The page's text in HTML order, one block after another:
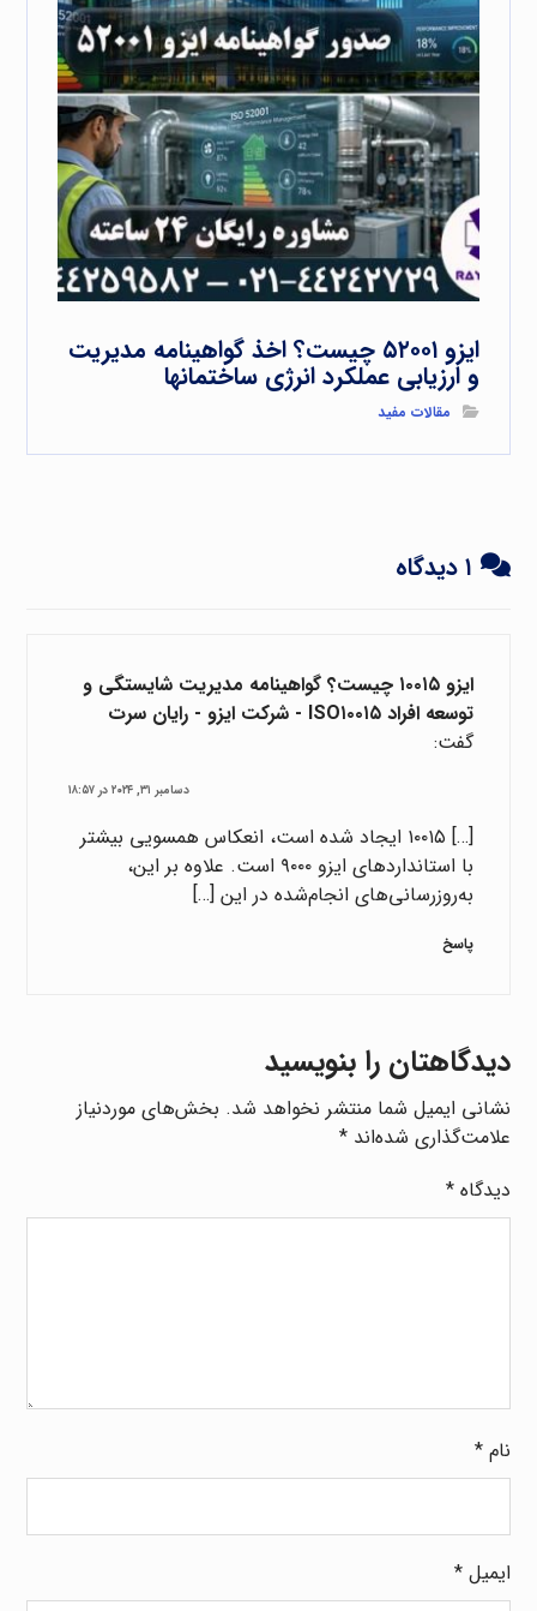
ایزو ۵۲۰۰۱ چیست؟ اخذ گواهینامه مدیریت
و ارزیابی عملکرد انرژی ساختمانها
مقالات مفید
۱ دیدگاه
ایزو ۱۰۰۱۵ چیست؟ گواهینامه مدیریت شایستگی و
توسعه افراد ISO۱۰۰۱۵ - شرکت ایزو - رایان سرت
گفت:
دسامبر ۳۱, ۲۰۲۴ در ۱۸:۵۷
[…] ۱۰۰۱۵ ایجاد شده است، انعکاس همسویی بیشتر
با استانداردهای ایزو ۹۰۰۰ است. علاوه بر این،
به‌روزرسانی‌های انجام‌شده در این […]
پاسخ
دیدگاهتان را بنویسید
نشانی ایمیل شما منتشر نخواهد شد. بخش‌های موردنیاز
علامت‌گذاری شده‌اند*
دیدگاه*
نام*
ایمیل*